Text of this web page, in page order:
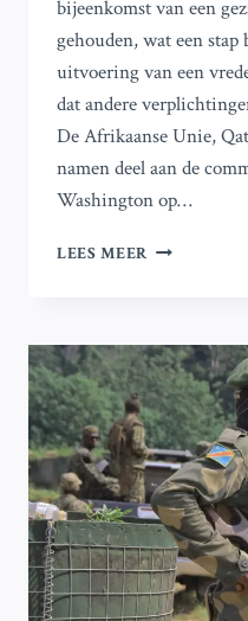
bijeenkomst van een
gehouden, wat een
uitvoering van een
dat andere
De Afrikaanse Unie,
namen deel aan de
Washington op…
LEES MEER DR
VOEREN
EERSTE
SINDS
VAN